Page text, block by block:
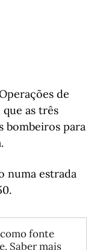
de
as três
bombeiros para
numa estrada
fonte
Saber mais